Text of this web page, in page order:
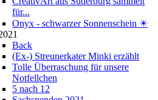
für...
Onyx - schwarzer Sonnenschein ☀
Back
(Ex-) Streunerkater Minki erzählt
Tolle Überraschung für unsere
Notfellchen
5 nach 12